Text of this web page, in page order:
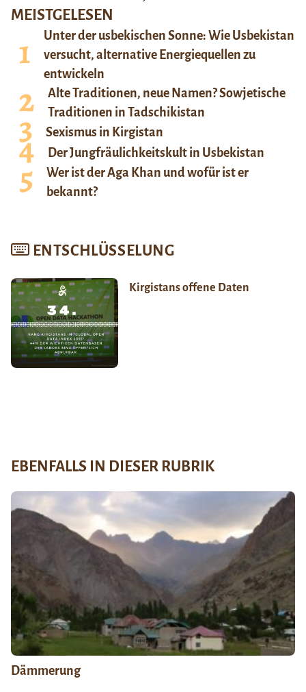
MEISTGELESEN
Unter der usbekischen Sonne: Wie Usbekistan
versucht, alternative Energiequellen zu
entwickeln
Alte Traditionen, neue Namen? Sowjetische
Traditionen in Tadschikistan
Sexismus in Kirgistan
Der Jungfräulichkeitskult in Usbekistan
Wer ist der Aga Khan und wofür ist er
bekannt?
ENTSCHLÜSSELUNG
Kirgistans offene Daten
EBENFALLS IN DIESER RUBRIK
Dämmerung